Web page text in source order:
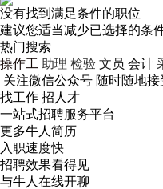
没有找到满足条件的职位
建议您适当减少已选择的条
热门搜索
操作工 助理 检验 文员 会计
关注微信公众号 随时随地
找工作 招人才
一站式招聘服务平台
更多牛人简历
入职速度快
招聘效果看得见
与牛人在线开聊